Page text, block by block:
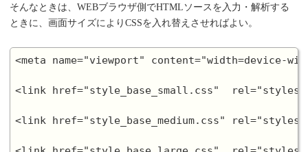
そんなときは、WEBブラウザ側でHTMLソースを入力・解析する
ときに、画面サイズによりCSSを入れ替えさせればよい。
<meta name="viewport" content="width=device-
<link href="style_base_small.css"
<link href="style_base_medium.css"